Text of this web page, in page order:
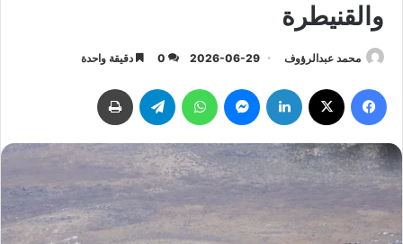
والقنيطرة
محمد عبدالرؤوف 2026-06-29
0 دقيقة واحدة